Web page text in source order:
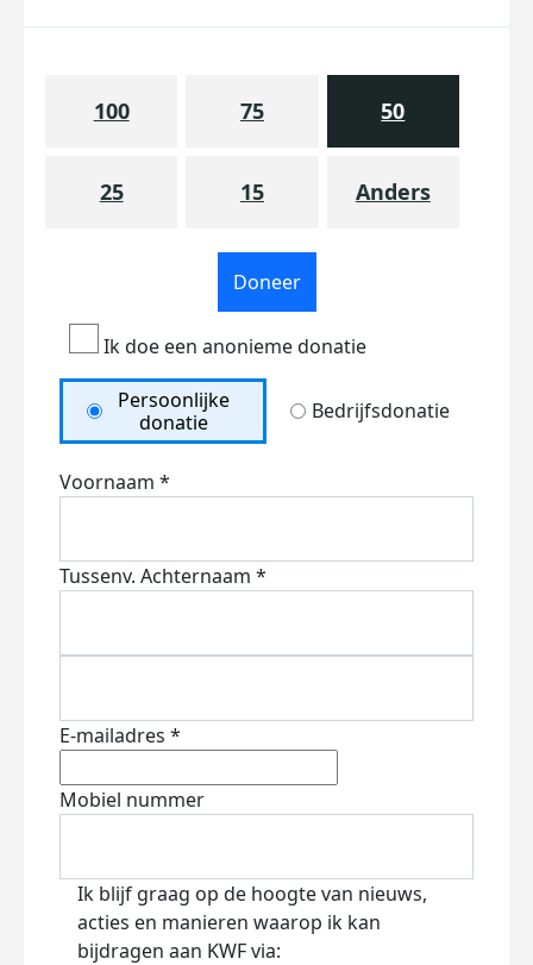
100 75 50
25 15 Anders
Doneer
Ik doe een anonieme donatie
Persoonlijke
donatie
Bedrijfsdonatie
Voornaam *
Tussenv. Achternaam *
E-mailadres *
Mobiel nummer
Ik blijf graag op de hoogte van nieuws,
acties en manieren waarop ik kan
bijdragen aan KWF via: